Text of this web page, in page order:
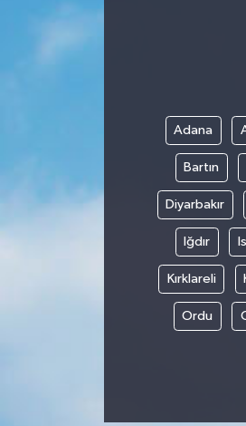
Adana
Bartın
Diyarbakır
Iğdır
Kırklareli
Ordu